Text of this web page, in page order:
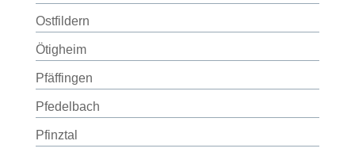
Ostfildern
Ötigheim
Pfäffingen
Pfedelbach
Pfinztal